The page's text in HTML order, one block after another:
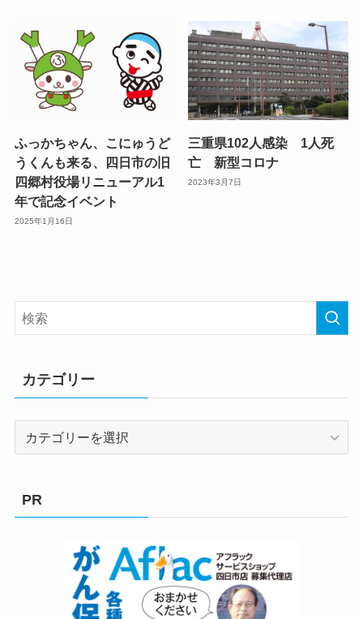
ふっかちゃん、こにゅうど
うくんも来る、四日市の旧
四郷村役場リニューアル1
年で記念イベント
2025年1月16日
三重県102人感染 1人死
亡 新型コロナ
2023年3月7日
カテゴリー
PR